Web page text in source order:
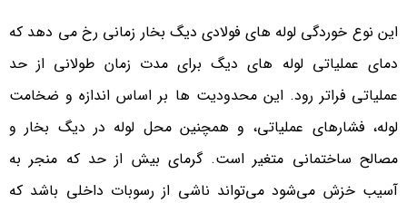
این نوع خوردگی لوله های فولادی دیگ بخار زمانی رخ می دهد که
دمای عملیاتی لوله های دیگ برای مدت زمان طولانی از حد
عملیاتی فراتر رود. این محدودیت ها بر اساس اندازه و ضخامت
لوله، فشارهای عملیاتی، و همچنین محل لوله در دیگ بخار و
مصالح ساختمانی متغیر است. گرمای بیش از حد که منجر به
آسیب خزش می‌شود می‌تواند ناشی از رسوبات داخلی باشد که